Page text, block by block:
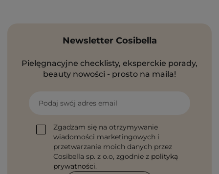
Newsletter Cosibella
Pielęgnacyjne checklisty, eksperckie porady,
beauty nowości - prosto na maila!
Podaj swój adres email
Zgadzam się na otrzymywanie
wiadomości marketingowych i
przetwarzanie moich danych przez
Cosibella sp. z o.o, zgodnie z polityką
prywatności.